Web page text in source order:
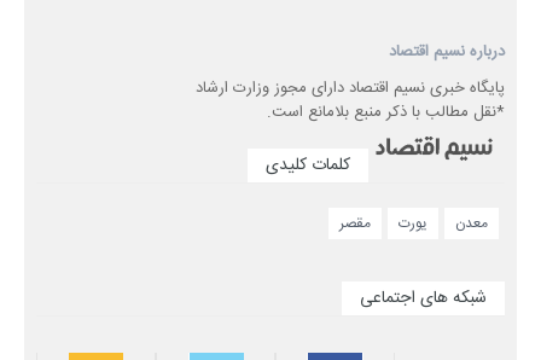
درباره نسیم اقتصاد
پایگاه خبری نسیم اقتصاد دارای مجوز وزارت ارشاد
*نقل مطالب با ذکر منبع بلامانع است.
کلمات کلیدی
معدن یورت مقصر
شبکه های اجتماعی